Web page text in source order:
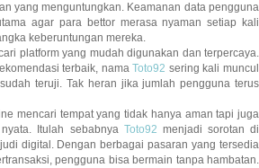
yang menguntungkan. Keamanan data pengguna
agar para bettor merasa nyaman setiap kali
keberuntungan mereka.
platform yang mudah digunakan dan terpercaya.
terbaik, namaToto92 sering kali muncul
teruji. Tak heran jika jumlah pengguna terus
mencari tempat yang tidak hanya aman tapi juga
Itulah sebabnya Toto92 menjadi sorotan di
digital. Dengan berbagai pasaran yang tersedia
pengguna bisa bermain tanpa hambatan.